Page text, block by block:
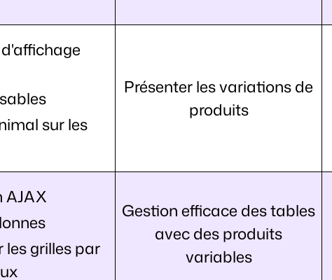
sur les
Présenter les variations de
produits
AJAX
les grilles par
Gestion efficace des tables
avec des produits
variables